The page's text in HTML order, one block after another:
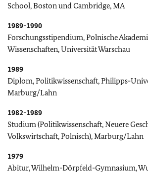
School, Boston und Cambridge, MA
1989-1990
Forschungsstipendium, Polnische
Wissenschaften, Universität Warschau
1989
Diplom, Politikwissenschaft, Philipps-
Marburg/Lahn
1982-1989
Studium (Politikwissenschaft, Neuere
Volkswirtschaft, Polnisch), Marburg/Lahn
1979
Abitur, Wilhelm-Dörpfeld-Gymnasium,